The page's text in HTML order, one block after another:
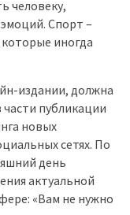
человеку,
Спорт –
иногда
издании, должна
части публикации
новых
сетях. По
день
актуальной
«Вам не нужно